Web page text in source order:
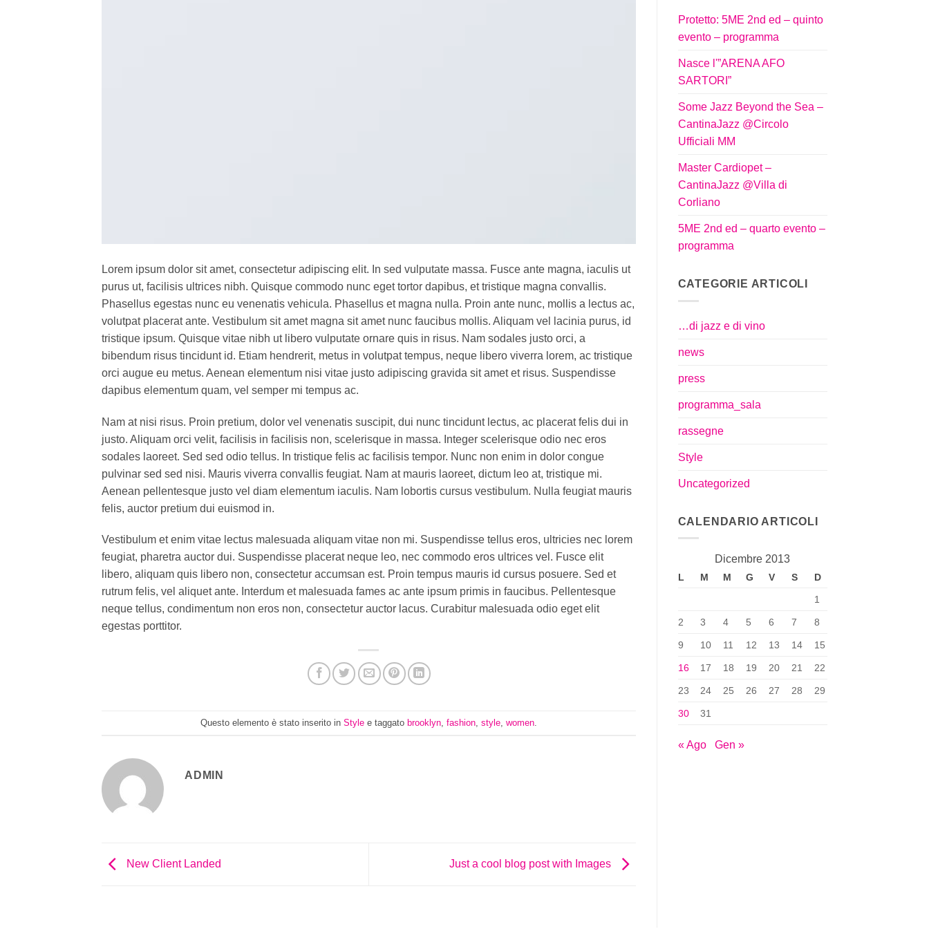
Lorem ipsum dolor sit amet, consectetur adipiscing elit. In sed vulputate massa. Fusce ante magna, iaculis ut
purus ut, facilisis ultrices nibh. Quisque commodo nunc eget tortor dapibus, et tristique magna convallis.
Phasellus egestas nunc eu venenatis vehicula. Phasellus et magna nulla. Proin ante nunc, mollis a lectus ac,
volutpat placerat ante. Vestibulum sit amet magna sit amet nunc faucibus mollis. Aliquam vel lacinia purus, id
tristique ipsum. Quisque vitae nibh ut libero vulputate ornare quis in risus. Nam sodales justo orci, a
bibendum risus tincidunt id. Etiam hendrerit, metus in volutpat tempus, neque libero viverra lorem, ac tristique
orci augue eu metus. Aenean elementum nisi vitae justo adipiscing gravida sit amet et risus. Suspendisse
dapibus elementum quam, vel semper mi tempus ac.
Nam at nisi risus. Proin pretium, dolor vel venenatis suscipit, dui nunc tincidunt lectus, ac placerat felis dui in
justo. Aliquam orci velit, facilisis in facilisis non, scelerisque in massa. Integer scelerisque odio nec eros
sodales laoreet. Sed sed odio tellus. In tristique felis ac facilisis tempor. Nunc non enim in dolor congue
pulvinar sed sed nisi. Mauris viverra convallis feugiat. Nam at mauris laoreet, dictum leo at, tristique mi.
Aenean pellentesque justo vel diam elementum iaculis. Nam lobortis cursus vestibulum. Nulla feugiat mauris
felis, auctor pretium dui euismod in.
Vestibulum et enim vitae lectus malesuada aliquam vitae non mi. Suspendisse tellus eros, ultricies nec lorem
feugiat, pharetra auctor dui. Suspendisse placerat neque leo, nec commodo eros ultrices vel. Fusce elit
libero, aliquam quis libero non, consectetur accumsan est. Proin tempus mauris id cursus posuere. Sed et
rutrum felis, vel aliquet ante. Interdum et malesuada fames ac ante ipsum primis in faucibus. Pellentesque
neque tellus, condimentum non eros non, consectetur auctor lacus. Curabitur malesuada odio eget elit
egestas porttitor.
Questo elemento è stato inserito in Stylee taggato brooklyn, fashion, style, women.
ADMIN
New Client Landed Just a cool blog post with Images
Protetto: 5ME 2nd ed – quinto
evento – programma
Nasce l'”ARENA AFO
SARTORI”
Some Jazz Beyond the Sea –
CantinaJazz @Circolo
Ufficiali MM
Master Cardiopet –
CantinaJazz @Villa di
Corliano
5ME 2nd ed – quarto evento –
programma
CATEGORIE ARTICOLI
…di jazz e di vino
news
press
programma_sala
rassegne
Style
Uncategorized
CALENDARIO ARTICOLI
Dicembre 2013
L M M G V S
D
1
2 3 4 5 6 7 8
9 10 11 12 13 14 15
16 17 18 19 20 21 22
23 24 25 26 27 28 29
30 31
« Ago Gen »